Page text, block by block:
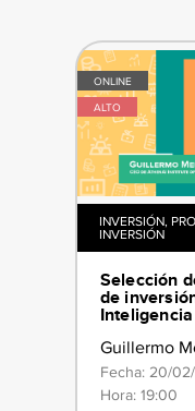
ONLINE
ALTO
INVERSIÓN,
INVERSIÓN
​​Selección
de
Guillermo
Fecha: 20/
Hora: 19:00